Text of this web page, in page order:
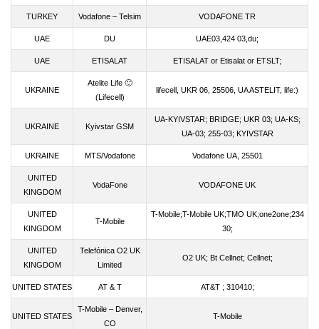
TURKEY Vodafone – Telsim VODAFONE TR
UAE DU UAE03,424 03,du;
UAE ETISALAT ETISALAT or Etisalat or ETSLT;
UKRAINE
Atelite Life 🙂
(Lifecell)
lifecell, UKR 06, 25506, UA ASTELIT, life:)
UKRAINE Kyivstar GSM
UA-KYIVSTAR; BRIDGE; UKR 03; UA-KS;
UA-03; 255-03; KYIVSTAR
UKRAINE MTS/Vodafone Vodafone UA, 25501
UNITED
KINGDOM
VodaFone VODAFONE UK
UNITED
KINGDOM
T-Mobile
T-Mobile;T-Mobile UK;TMO UK;one2one;234
30;
UNITED
KINGDOM
Telefónica O2 UK
Limited
O2 UK; Bt Cellnet; Cellnet;
UNITED STATES AT & T AT&T ; 310410;
UNITED STATES
T-Mobile – Denver,
CO
T-Mobile